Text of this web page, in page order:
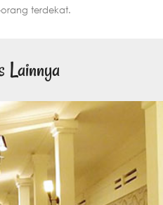
terdekat.
Lainnya